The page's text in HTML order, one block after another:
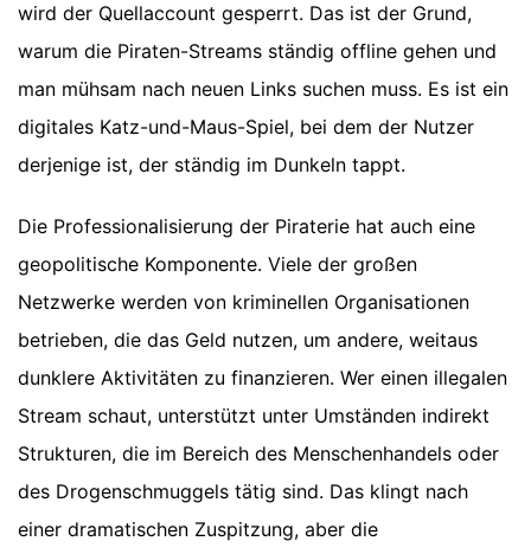
wird der Quellaccount gesperrt. Das ist der Grund,
warum die Piraten-Streams ständig offline gehen und
man mühsam nach neuen Links suchen muss. Es ist ein
digitales Katz-und-Maus-Spiel, bei dem der Nutzer
derjenige ist, der ständig im Dunkeln tappt.
Die Professionalisierung der Piraterie hat auch eine
geopolitische Komponente. Viele der großen
Netzwerke werden von kriminellen Organisationen
betrieben, die das Geld nutzen, um andere, weitaus
dunklere Aktivitäten zu finanzieren. Wer einen illegalen
Stream schaut, unterstützt unter Umständen indirekt
Strukturen, die im Bereich des Menschenhandels oder
des Drogenschmuggels tätig sind. Das klingt nach
einer dramatischen Zuspitzung, aber die